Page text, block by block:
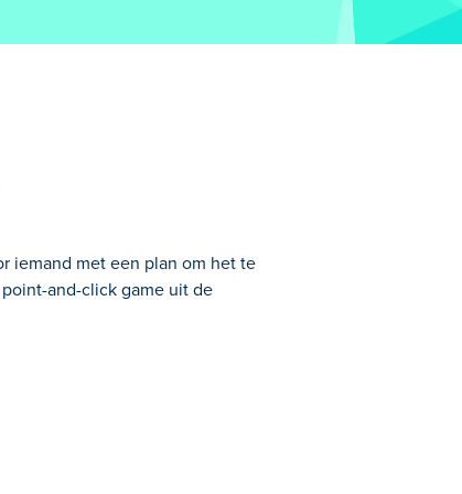
iemand met een plan om het te
and-click game uit de
Forgotten Hill: The Wardrobe
heeft een aantal hints die je
stoppen? En bovenal, zul je